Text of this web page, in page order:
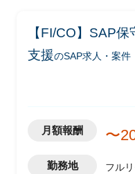
【FI/CO】SAP
支援のSAP求人・案件
月額報酬 〜
勤務地 フル